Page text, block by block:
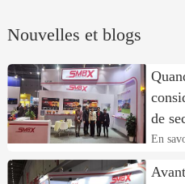
Nouvelles et blogs
de
En